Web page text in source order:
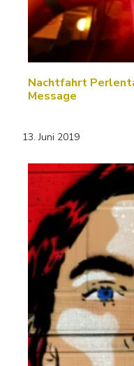
Nachtfahrt
Message
13. Juni 2019